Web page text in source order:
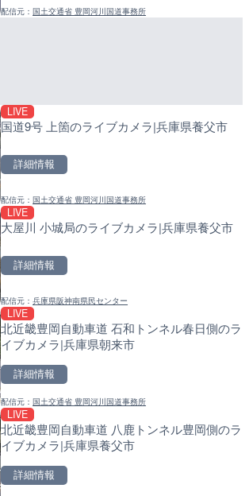
配信元：国土交通省 豊岡河川国道事務所
LIVE
国道9号 上箇のライブカメラ|兵庫県養父市
詳細情報
配信元：国土交通省 豊岡河川国道事務所
LIVE
大屋川 小城局のライブカメラ|兵庫県養父市
詳細情報
配信元：兵庫県阪神南県民センター
LIVE
北近畿豊岡自動車道 石和トンネル春日側のラ
イブカメラ|兵庫県朝来市
詳細情報
配信元：国土交通省 豊岡河川国道事務所
LIVE
北近畿豊岡自動車道 八鹿トンネル豊岡側のラ
イブカメラ|兵庫県養父市
詳細情報
配信元：歌舞伎町ゴジラ前ライブ
水晶浜海水浴場のライブ
配信元：美浜町
知床峠展望台・国道334号
配信元：
ごろごろ茶屋のライブカ
配信元：天川村役場
錦川 錦帯橋(錦帯橋のう飼
メラ|山口県岩国市
配信元：日高町役場
導目木川 花立砂防堰堤下
配信元：福岡県庁県土整備部河川課
常呂川 鹿ノ子ダムのライ
配信元：
天塩川 岩尾内ダムのライ
別市
配信元：国土交通省 北海道開発局
東京都品川区南大井のラ
川区